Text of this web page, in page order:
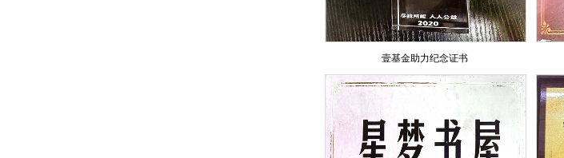
壹基金助力纪念证书